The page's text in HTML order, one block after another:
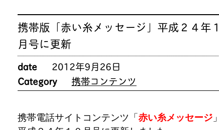
携帯版「赤い糸メッセージ」平成２４年
月号に更新
date
2012年9月26日
Category
携帯コンテンツ
携帯電話サイトコンテンツ「赤い糸メッセージ